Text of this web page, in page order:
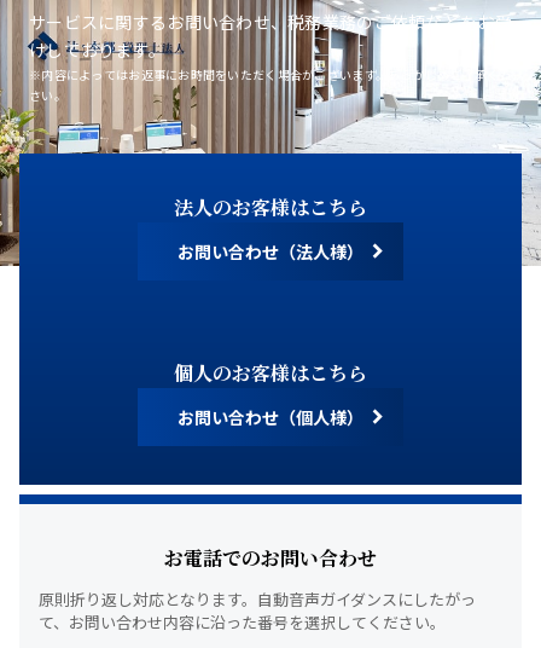
サービスに関するお問い合わせ、税務業務のご依頼などをお受
けしております。
※内容によってはお返事にお時間をいただく場合がございます。あらかじめご了承くだ
さい。
法人のお客様はこちら
お問い合わせ（法人様）
個人のお客様はこちら
お問い合わせ（個人様）
お電話でのお問い合わせ
原則折り返し対応となります。 自動音声ガイダンスにしたがっ
て、 お問い合わせ内容に沿った番号を選択してください。